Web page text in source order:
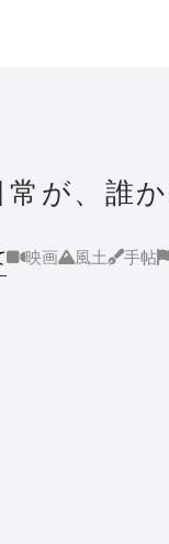
常が、誰
映画 風土 手帖